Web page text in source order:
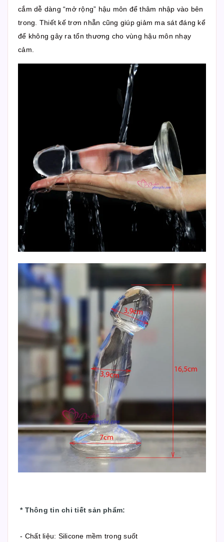
cắm dễ dàng “mở rộng” hậu môn để thâm nhập vào bên
trong. Thiết kế trơn nhẵn cũng giúp giảm ma sát đáng kể
để không gây ra tổn thương cho vùng hậu môn nhạy
cảm.
* Thông tin chi tiết sản phẩm:
- Chất liệu: Silicone mềm trong suốt